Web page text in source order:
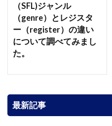
（SFL)ジャンル
（genre）とレジスタ
ー（register）の違い
について調べてみまし
た。
最新記事